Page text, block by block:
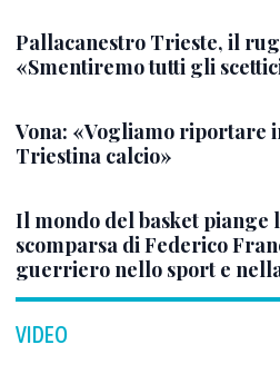
Pallacanestro Trieste, il
«Smentiremo tutti gli
Vona: «Vogliamo riportare
Triestina calcio»
Il mondo del basket piange
scomparsa di Federico
guerriero nello sport e
VIDEO